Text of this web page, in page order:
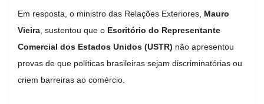
Em resposta, o ministro das Relações Exteriores, Mauro
Vieira , sustentou que o Escritório do Representante
Comercial dos Estados Unidos (USTR) não apresentou
provas de que políticas brasileiras sejam discriminatórias ou
criem barreiras ao comércio.